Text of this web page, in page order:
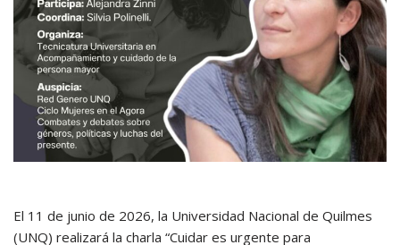
El 11 de junio de 2026, la Universidad Nacional de Quilmes
(UNQ) realizará la charla “Cuidar es urgente para